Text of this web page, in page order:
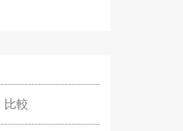
比較